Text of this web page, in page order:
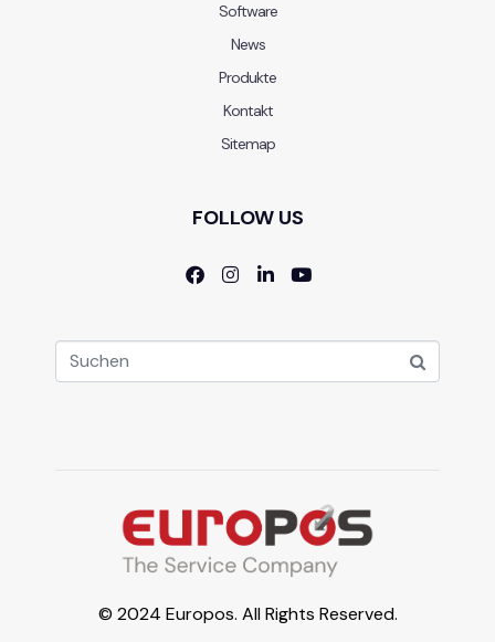
Software
News
Produkte
Kontakt
Sitemap
FOLLOW US
© 2024 Europos. All Rights Reserved.